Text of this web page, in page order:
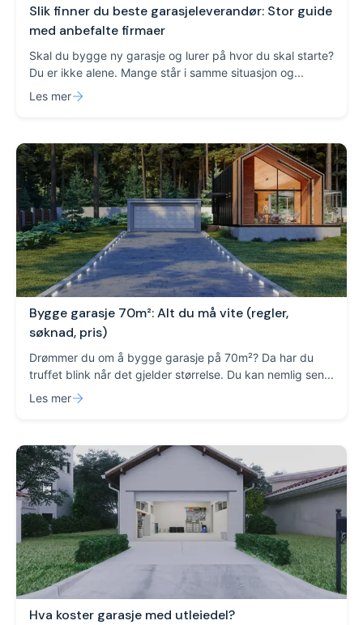
Slik finner du beste garasjeleverandør: Stor guide
med anbefalte firmaer
Skal du bygge ny garasje og lurer på hvor du skal starte?
Du er ikke alene. Mange står i samme situasjon og...
Les mer
Bygge garasje 70m²: Alt du må vite (regler,
søknad, pris)
Drømmer du om å bygge garasje på 70m²? Da har du
truffet blink når det gjelder størrelse. Du kan nemlig sen...
Les mer
Hva koster garasje med utleiedel?